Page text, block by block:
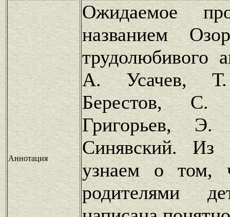
Аннотация
Ожидаемое
названием
трудолюбивого
А. Усачев,
Берестов,
Григорьев,
Синявский.
узнаем о том,
родителями